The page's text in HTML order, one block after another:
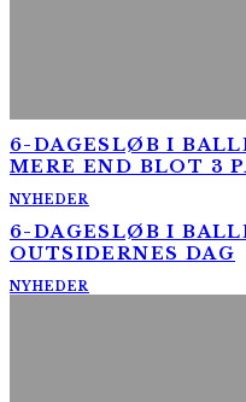
6-DAGESLØB I
MERE END BLOT 3
NYHEDER
6-DAGESLØB I
OUTSIDERNES DAG
NYHEDER